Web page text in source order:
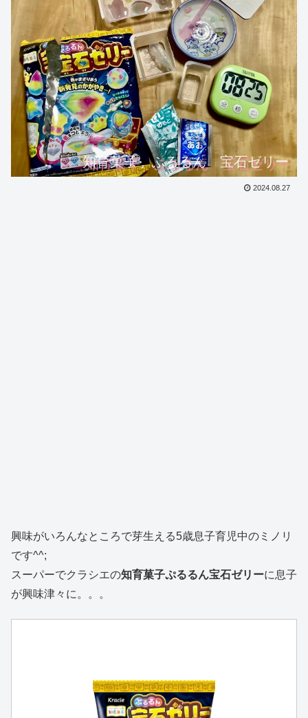
知育菓子 ぷるるん 宝石ゼリー
2024.08.27
興味がいろんなところで芽生える5歳息子育児中のミノリ
です^^;
スーパーでクラシエの知育菓子ぷるるん宝石ゼリーに息子
が興味津々に。。。